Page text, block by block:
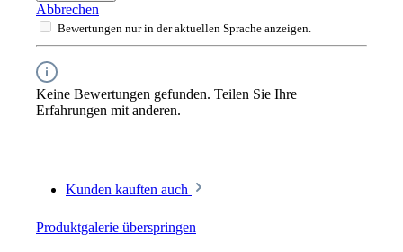
Abbrechen
Bewertungen nur in der aktuellen Sprache anzeigen.
Keine Bewertungen gefunden. Teilen Sie Ihre
Erfahrungen mit anderen.
Kunden kauften auch
Produktgalerie überspringen